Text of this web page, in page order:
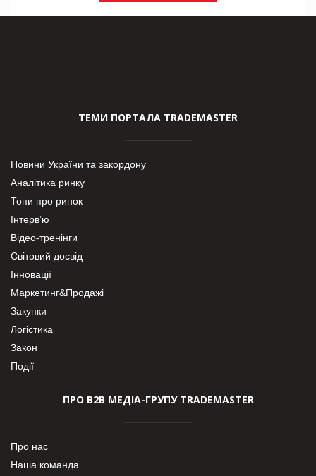
ТЕМИ ПОРТАЛА TRADEMASTER
Новини України та закордону
Аналітика ринку
Топи про ринок
Інтерв’ю
Відео-тренінги
Світовий досвід
Інновації
Маркетинг&Продажі
Закупки
Логістика
Закон
Події
ПРО В2В МЕДІА-ГРУПУ TRADEMASTER
Про нас
Наша команда